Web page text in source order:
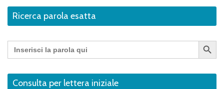
Ricerca parola esatta
Search
for:
Search Button
Consulta per lettera iniziale